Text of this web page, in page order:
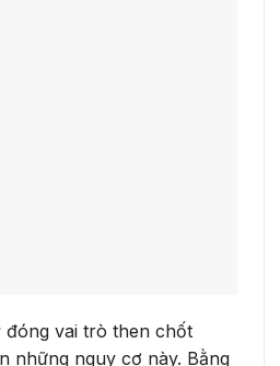
vai trò then chốt
những nguy cơ này. Bằng